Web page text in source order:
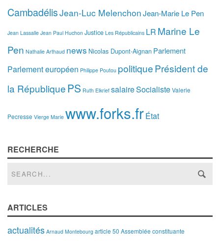
CambadélisJean-Luc MelenchonJean-Marie Le Pen
Jean Lassalle Jean Paul Huchon Justice Les Républicains LR Marine Le
Pen Nathalie Arthaud news Nicolas Dupont-Aignan Parlement
Parlement européen Philippe Poutou politiquePrésident de
la République PS Ruth Elkrief salaireSocialisteValerie
Pecresse Vierge Marie www.forks.frÉtat
RECHERCHE
ARTICLES
actualités Arnaud Montebourg article 50 Assemblée constituante